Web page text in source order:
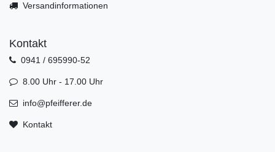
Versandinformationen
Kontakt
0941 / 695990-52
8.00 Uhr - 17.00 Uhr
info@pfeifferer.de
Kontakt